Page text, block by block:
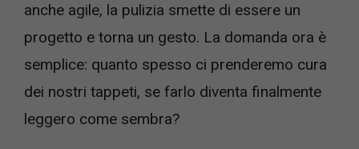
anche agile, la pulizia smette di essere un
progetto e torna un gesto. La domanda ora è
semplice: quanto spesso ci prenderemo cura
dei nostri tappeti, se farlo diventa finalmente
leggero come sembra?